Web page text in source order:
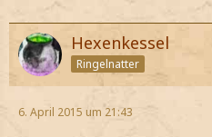
Hexenkessel
Ringelnatter
6. April 2015 um 21:43